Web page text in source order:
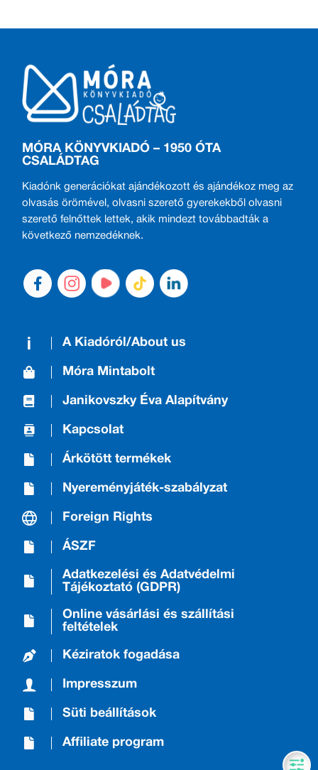
MÓRA KÖNYVKIADÓ – 1950 ÓTA
CSALÁDTAG
Kiadónk generációkat ajándékozott és ajándékoz meg az
olvasás örömével, olvasni szerető gyerekekből olvasni
szerető felnőttek lettek, akik mindezt továbbadták a
következő nemzedéknek.
A Kiadóról/About us
Móra Mintabolt
Janikovszky Éva Alapítvány
Kapcsolat
Árkötött termékek
Nyereményjáték-szabályzat
Foreign Rights
ÁSZF
Adatkezelési és Adatvédelmi
Tájékoztató (GDPR)
Online vásárlási és szállítási
feltételek
Kéziratok fogadása
Impresszum
Süti beállítások
Affiliate program